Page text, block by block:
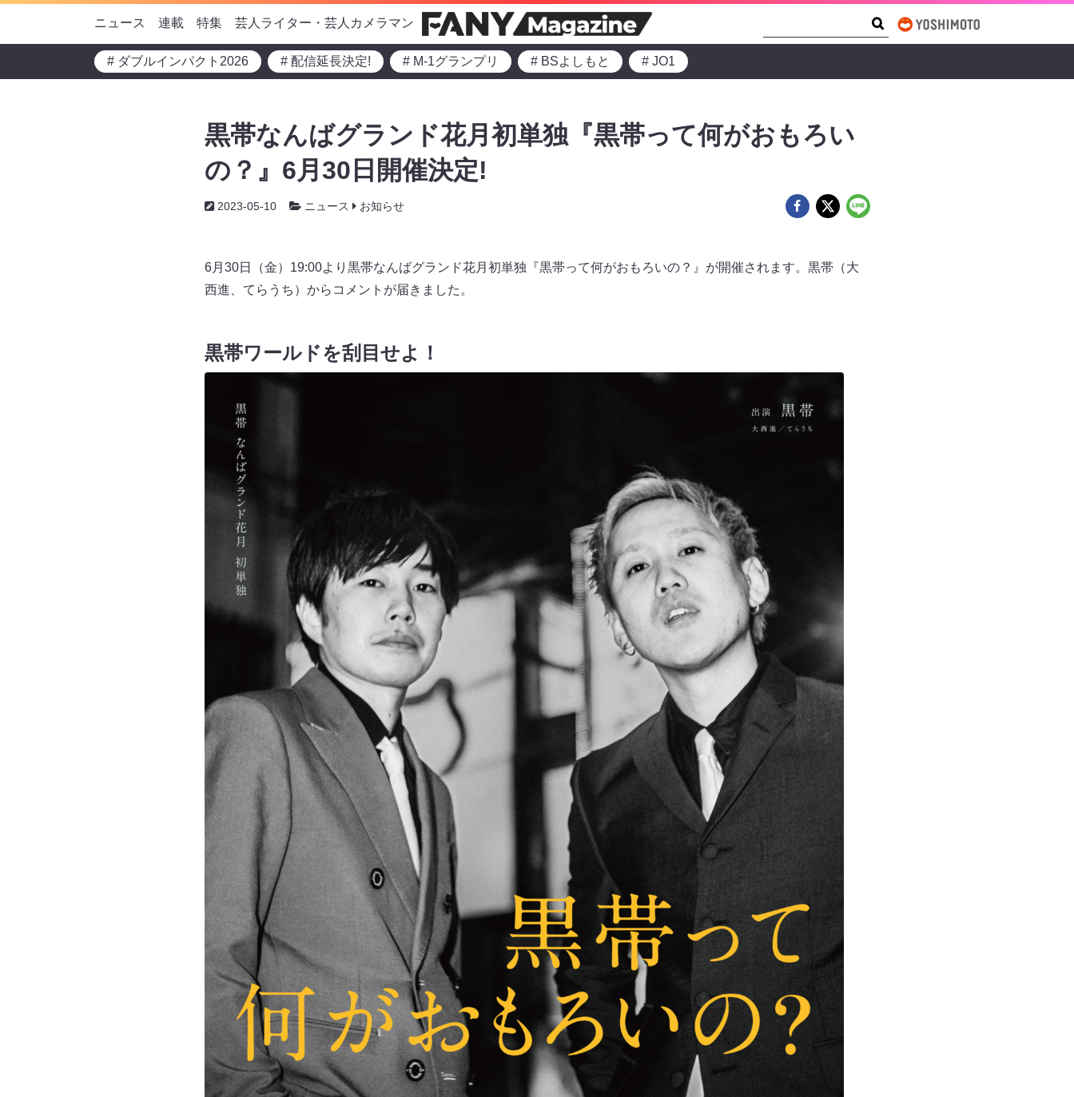
ニュース 連載 特集 芸人ライター・芸人カメラマン
# ダブルインパクト2026 # 配信延長決定! # M-1グランプリ # BSよしもと # JO1
黒帯なんばグランド花月初単独『黒帯って何がおもろい
の？』6月30日開催決定!
2023-05-10 ニュース お知らせ
6月30日（金）19:00より黒帯なんばグランド花月初単独『黒帯って何がおもろいの？』が開催されます。黒帯（大
西進、てらうち）からコメントが届きました。
黒帯ワールドを刮目せよ！